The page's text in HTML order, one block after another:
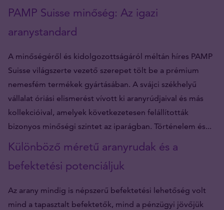
PAMP Suisse minőség: Az igazi
aranystandard
A minőségéről és kidolgozottságáról méltán híres PAMP
Suisse világszerte vezető szerepet tölt be a prémium
nemesfém termékek gyártásában. A svájci székhelyű
vállalat óriási elismerést vívott ki aranyrúdjaival és más
kollekcióival, amelyek következetesen felállították
bizonyos minőségi szintet az iparágban. Történelem és...
Különböző méretű aranyrudak és a
befektetési potenciáljuk
Az arany mindig is népszerű befektetési lehetőség volt
mind a tapasztalt befektetők, mind a pénzügyi jövőjük